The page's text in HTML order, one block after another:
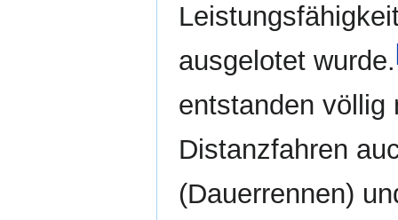
ausgelotet wurde.
entstanden völlig
Distanzfahren
(Dauerrennen)